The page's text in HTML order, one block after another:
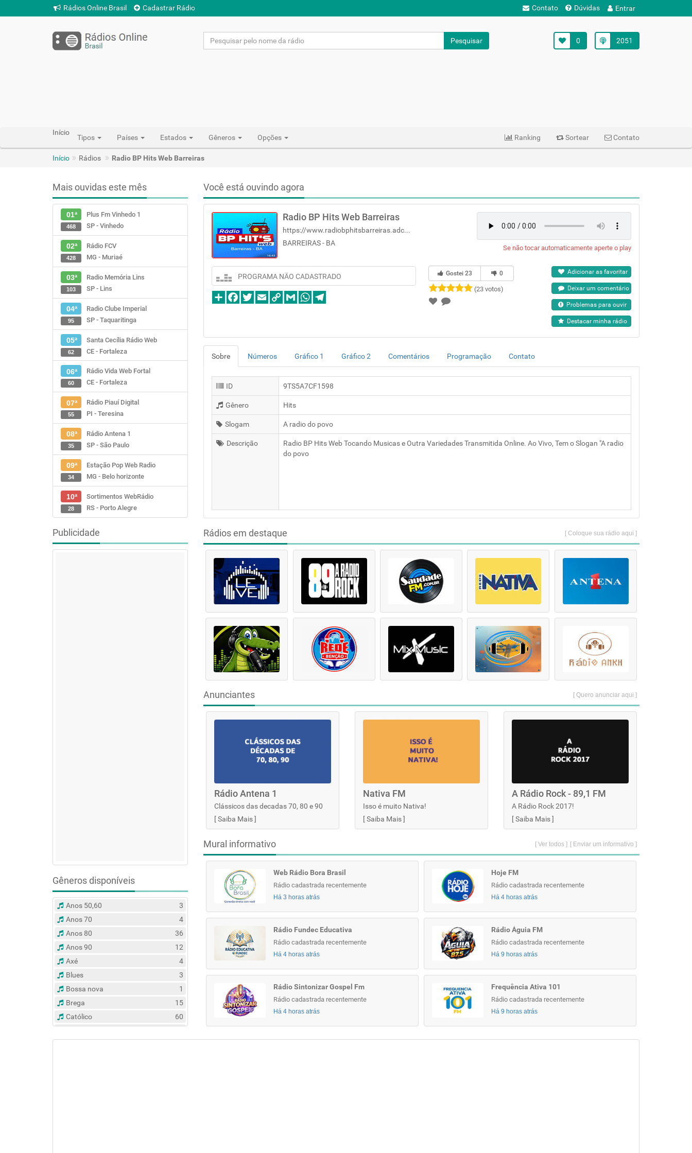
Rádios Online Brasil Cadastrar Rádio Contato Dúvidas Entrar
Pesquisar 2051
0
Início
Tipos Países Estados Gêneros Opções Ranking Sortear Contato
Início Rádios Radio BP Hits Web Barreiras
Mais ouvidas este mês
01ª
Plus Fm Vinhedo 1
SP - Vinhedo
468
02ª
Rádio FCV
MG - Muriaé
428
03ª
Radio Memória Lins
SP - Lins
103
04ª
Radio Clube Imperial
SP - Taquaritinga
95
05ª
Santa Cecília Rádio Web
CE - Fortaleza
62
06ª
Rádio Vida Web Fortal
CE - Fortaleza
60
07ª
Rádio Piauí Digital
PI - Teresina
55
08ª
Rádio Antena 1
SP - São Paulo
35
09ª
Estação Pop Web Radio
MG - Belo horizonte
34
10ª
Sortimentos WebRádio
RS - Porto Alegre
28
Publicidade
Gêneros disponíveis
Anos 50,60
3
Anos 70
4
Anos 80
36
Anos 90
12
Axé
4
Blues
3
Bossa nova
1
Brega
15
Católico
60
Você está ouvindo agora
Radio BP Hits Web Barreiras
https://www.radiobphitsbarreiras.adcast.com.br/
BARREIRAS - BA
Se não tocar automaticamente aperte o play
PROGRAMA NÃO CADASTRADO Gostei 23 0
(23 votos)
Adicionar as favoritar
Deixar um comentário
Problemas para ouvir
Destacar minha rádio
Sobre Números Gráfico 1 Gráfico 2 Comentários Programação Contato
ID 9TS5A7CF1598
Gênero Hits
Slogam A radio do povo
Descrição
Radio BP Hits Web Tocando Musicas e Outra Variedades Transmitida Online. Ao Vivo, Tem o Slogan "A radio
do povo
Rádios em destaque [ Coloque sua rádio aqui ]
Anunciantes [ Quero anunciar aqui ]
Rádio Antena 1
Clássicos das decadas 70, 80 e 90
[Saiba Mais]
Nativa FM
Isso é muito Nativa!
[Saiba Mais]
A Rádio Rock - 89,1 FM
A Rádio Rock 2017!
[Saiba Mais]
Mural informativo [ Enviar um informativo ]
[ Ver todos ]
Web Rádio Bora Brasil
Rádio cadastrada recentemente
Há 3 horas atrás
Hoje FM
Rádio cadastrada recentemente
Há 4 horas atrás
Rádio Fundec Educativa
Rádio cadastrada recentemente
Há 4 horas atrás
Rádio Águia FM
Rádio cadastrada recentemente
Há 9 horas atrás
Rádio Sintonizar Gospel Fm
Rádio cadastrada recentemente
Há 4 horas atrás
Frequência Ativa 101
Rádio cadastrada recentemente
Há 9 horas atrás